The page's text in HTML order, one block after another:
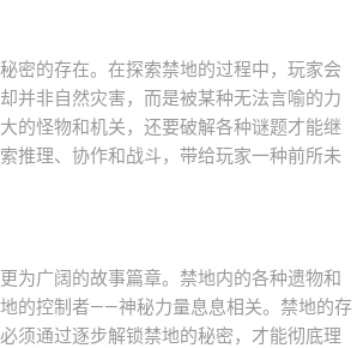
密的存在。在探索禁地的过程中，玩家会
并非自然灾害，而是被某种无法言喻的力
的怪物和机关，还要破解各种谜题才能继
推理、协作和战斗，带给玩家一种前所未
为广阔的故事篇章。禁地内的各种遗物和
的控制者——神秘力量息息相关。禁地的存
须通过逐步解锁禁地的秘密，才能彻底理